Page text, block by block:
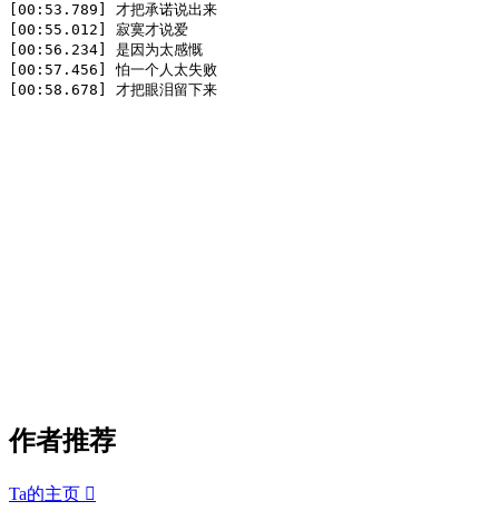
[00:53.789] 才把承诺说出来
[00:55.012] 寂寞才说爱
[00:56.234] 是因为太感慨
[00:57.456] 怕一个人太失败
[00:58.678] 才把眼泪留下来
作者推荐
Ta的主页 